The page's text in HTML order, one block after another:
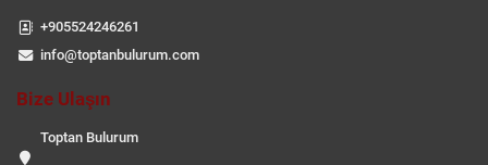
+905524246261
info@toptanbulurum.com
Bize Ulaşın
Toptan Bulurum